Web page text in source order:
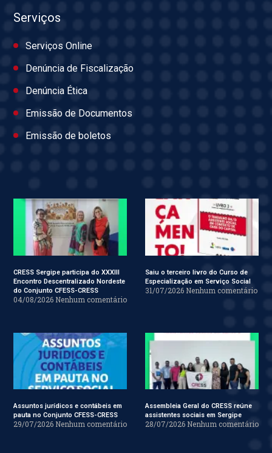
Serviços
Serviços Online
Denúncia de Fiscalização
Denúncia Ética
Emissão de Documentos
Emissão de boletos
CRESS Sergipe participa do XXXIII
Encontro Descentralizado Nordeste
do Conjunto CFESS-CRESS
04/08/2026 Nenhum comentário
Saiu o terceiro livro do Curso de
Especialização em Serviço Social
31/07/2026 Nenhum comentário
Assuntos jurídicos e contábeis em
pauta no Conjunto CFESS-CRESS
29/07/2026 Nenhum comentário
Assembleia Geral do CRESS reúne
assistentes sociais em Sergipe
28/07/2026 Nenhum comentário